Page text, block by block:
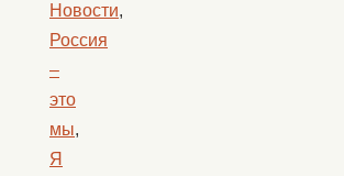
Новости,
Россия
–
это
мы,
Я